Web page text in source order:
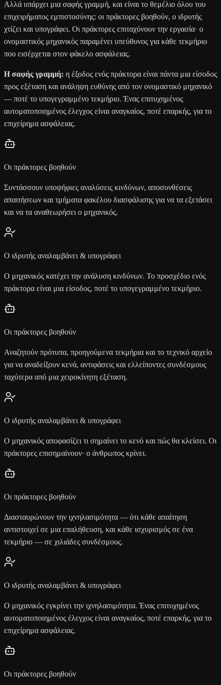
Αλλά υπάρχει μια σαφής γραμμή, και είναι το θεμέλιο όλου του
επιχειρήματος εμπιστοσύνης: οι πράκτορες βοηθούν, ο ιδρυτής
χτίζει και υπογράφει. Οι πράκτορες επιταχύνουν την εργασία· ο
ονομαστικός μηχανικός παραμένει υπεύθυνος για κάθε τεκμήριο
που εισέρχεται στον φάκελο ασφάλειας.
Η σαφής γραμμή: η έξοδος ενός πράκτορα είναι πάντα μια είσοδος
προς εξέταση και ανάληψη ευθύνης από τον ονομαστικό μηχανικό
— ποτέ το υπογεγραμμένο τεκμήριο. Ένας επιτυχημένος
αυτοματοποιημένος έλεγχος είναι αναγκαίος, ποτέ επαρκής, για το
επιχείρημα ασφάλειας.
Οι πράκτορες βοηθούν
Συντάσσουν υποψήφιες αναλύσεις κινδύνων, αποσυνθέσεις
απαιτήσεων και τμήματα φακέλου διασφάλισης για να τα εξετάσει
και να τα αναθεωρήσει ο μηχανικός.
Ο ιδρυτής αναλαμβάνει & υπογράφει
Ο μηχανικός κατέχει την ανάλυση κινδύνων. Το προσχέδιο ενός
πράκτορα είναι μια είσοδος, ποτέ το υπογεγραμμένο τεκμήριο.
Οι πράκτορες βοηθούν
Αναζητούν πρότυπα, προηγούμενα τεκμήρια και το τεχνικό αρχείο
για να αναδείξουν κενά, αντιφάσεις και ελλείποντες συνδέσμους
ταχύτερα από μια χειροκίνητη εξέταση.
Ο ιδρυτής αναλαμβάνει & υπογράφει
Ο μηχανικός αποφασίζει τι σημαίνει το κενό και πώς θα κλείσει. Οι
πράκτορες επισημαίνουν· ο άνθρωπος κρίνει.
Οι πράκτορες βοηθούν
Διασταυρώνουν την ιχνηλασιμότητα — ότι κάθε απαίτηση
αντιστοιχεί σε μια επαλήθευση, και κάθε ισχυρισμός σε ένα
τεκμήριο — σε χιλιάδες συνδέσμους.
Ο ιδρυτής αναλαμβάνει & υπογράφει
Ο μηχανικός εγκρίνει την ιχνηλασιμότητα. Ένας επιτυχημένος
αυτοματοποιημένος έλεγχος είναι αναγκαίος, ποτέ επαρκής, για το
επιχείρημα ασφάλειας.
Οι πράκτορες βοηθούν